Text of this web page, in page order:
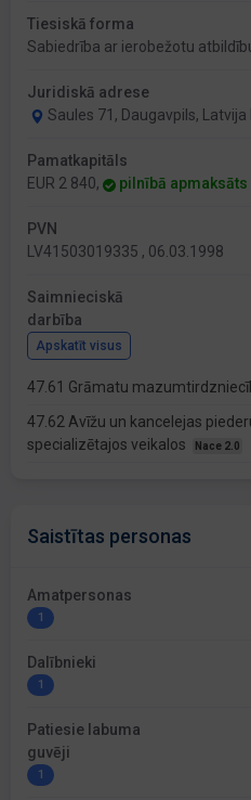
Tiesiskā forma
Sabiedrība ar ierobežotu
Juridiskā adrese
Saules 71, Daugavpils, Latvija
Pamatkapitāls
EUR 2 840,
pilnībā apmaksāts
PVN
LV41503019335 , 06.03.1998
Saimnieciskā
darbība
Apskatīt visus
47.61 Grāmatu
47.62 Avīžu un kancelejas
specializētajos veikalos
Nace 2.0
Saistītas personas
Amatpersonas
1
Dalībnieki
1
Patiesie labuma
guvēji
1